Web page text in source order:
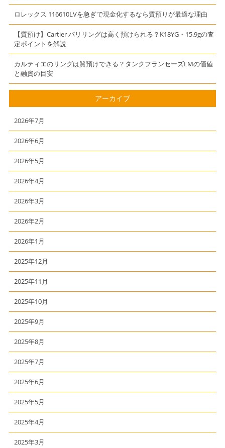
屋】
ロレックス 116610LVを急ぎで現金化するなら質預りが最適な理由
【質預け】Cartier パリリングは高く預けられる？K18YG・15.9gの査
定ポイントを解説
カルティエのリングは質預けできる？タンクフランセーズLMの価値
と融資の目安
アーカイブ
2026年7月
2026年6月
2026年5月
2026年4月
2026年3月
2026年2月
2026年1月
2025年12月
2025年11月
2025年10月
2025年9月
2025年8月
2025年7月
2025年6月
2025年5月
2025年4月
2025年3月